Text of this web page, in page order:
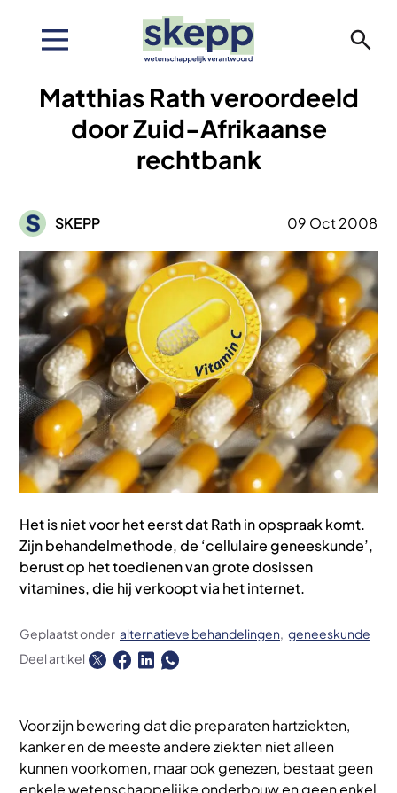
inhoudMatthias Rath veroordeeld
door Zuid-Afrikaanse
rechtbank
Afbeelding
SKEPP 09 Oct 2008
Afbeelding
Het is niet voor het eerst dat Rath in opspraak komt.
Zijn behandelmethode, de ‘cellulaire geneeskunde’,
berust op het toedienen van grote dosissen
vitamines, die hij verkoopt via het internet.
Geplaatst onder alternatieve behandelingen geneeskunde
Deel artikel
Voor zijn bewering dat die preparaten hartziekten,
kanker en de meeste andere ziekten niet alleen
kunnen voorkomen, maar ook genezen, bestaat geen
enkele wetenschappelijke onderbouw en geen enkel